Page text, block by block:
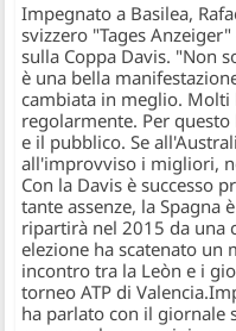
Impegnato a Basilea,
svizzero "Tages
sulla Coppa Davis. "Non
è una bella
cambiata in meglio.
regolarmente. Per
e il pubblico. Se
all'improvviso i migliori,
Con la Davis è successo
tante assenze, la Spagna
ripartirà nel 2015 da una
elezione ha scatenato
incontro tra la Leòn e i
torneo ATP di Valencia.
ha parlato con il giornale